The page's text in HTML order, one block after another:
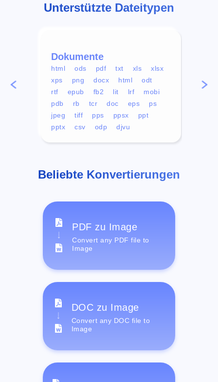
Unterstützte Dateitypen
Dokumente
html ods pdf txt xls
xlsx
xps
png docx html
odt
rtf
epub fb2 lit lrf
mobi
pdb
rb tcr doc eps
ps
jpeg
tiff pps ppsx
ppt
pptx
csv odp djvu
mp4
Beliebte Konvertierungen
PDF zu Image
Convert any PDF file to
Image
DOC zu Image
Convert any DOC file to
Image